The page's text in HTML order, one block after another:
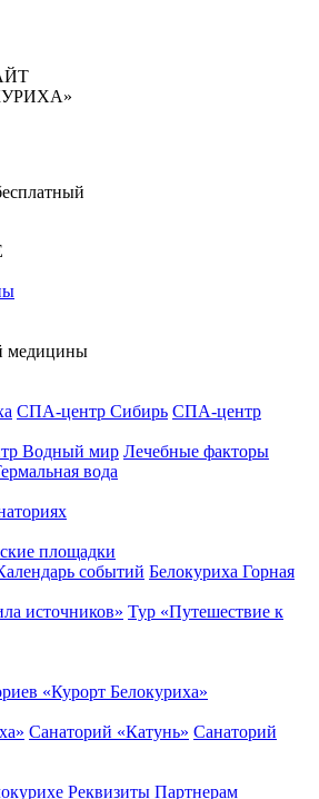
медицины
СПА-центр Сибирь СПА-центр
Водный мир Лечебные факторы
вода
площадки
событий Белокуриха Горная
источников» Тур «Путешествие к
«Курорт Белокуриха»
Санаторий «Катунь» Санаторий
Реквизиты Партнерам